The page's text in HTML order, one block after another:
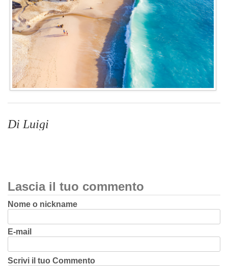
Di Luigi
Lascia il tuo commento
Nome o nickname
E-mail
Scrivi il tuo Commento